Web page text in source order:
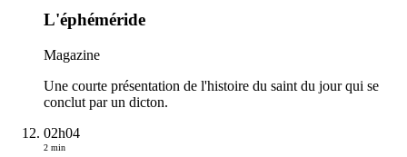
L'éphéméride
Magazine
Une courte présentation de l'histoire du saint du jour qui se
conclut par un dicton.
02h04
2 min